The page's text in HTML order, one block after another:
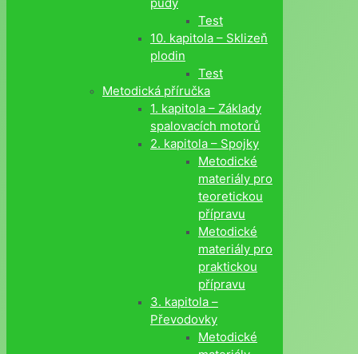
půdy
Test
10. kapitola – Sklizeň
plodin
Test
Metodická příručka
1. kapitola – Základy
spalovacích motorů
2. kapitola – Spojky
Metodické
materiály pro
teoretickou
přípravu
Metodické
materiály pro
praktickou
přípravu
3. kapitola –
Převodovky
Metodické